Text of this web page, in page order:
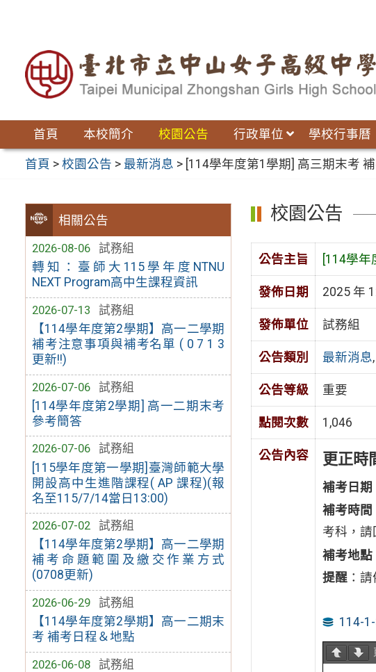
首頁 本校簡介 校園公告 行政單位 學校行事曆
首頁 >校園公告 > 最新消息 > [114學年度第1學期] 高三期末考
相關公告
2026-08-06
試務組
轉知：臺師大115學年度NTNU
NEXT Program高中生課程資訊
2026-07-13
試務組
【114學年度第2學期】高一二學期
補考注意事項與補考名單 ( 0 7 1 3
更新!!)
2026-07-06
試務組
[114學年度第2學期] 高一二期末考
參考簡答
2026-07-06
試務組
[115學年度第一學期]臺灣師範大學
開設高中生進階課程( AP 課程)(報
名至115/7/14當日13:00)
2026-07-02
試務組
【114學年度第2學期】高一二學期
補考命題範圍及繳交作業方式
(0708更新)
2026-06-29
試務組
【114學年度第2學期】高一二期末
考 補考日程＆地點
2026-06-08
試務組
校園公告
公告主旨 [114學年
發佈日期 2025 年
發佈單位 試務組
公告類別 最新消息,
公告等級 重要
點閱次數 1,046
公告內容 更正時
補考日期
補考時間
考科，
補考地點
提醒：請
114-